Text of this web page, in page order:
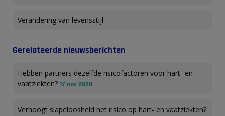
Verandering van levensstijl
Gerelateerde nieuwsberichten
Hebben partners dezelfde risicofactoren voor hart- en
vaatziekten? 17 nov 2020
Verhoogt slapeloosheid het risico op hart- en vaatziekten?